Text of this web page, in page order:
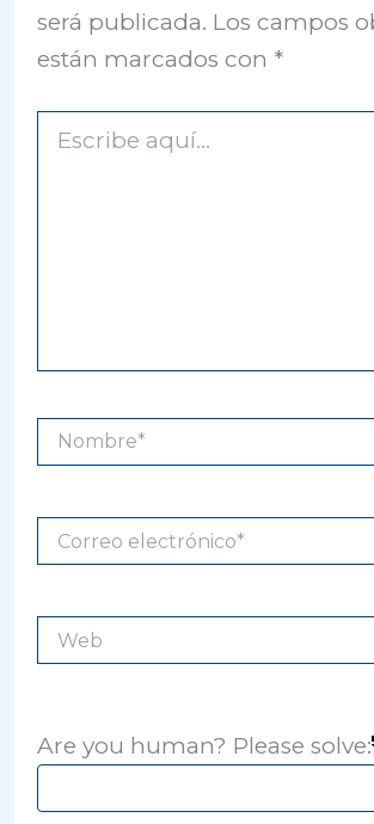
será publicada. Los campos
están marcados con *
aquí...
Nombre*
electrónico*
Are you human? Please solve: